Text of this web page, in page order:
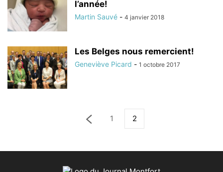
l’année!
Martin Sauvé - 4 janvier 2018
Les Belges nous remercient!
Geneviève Picard - 1 octobre 2017
1 2